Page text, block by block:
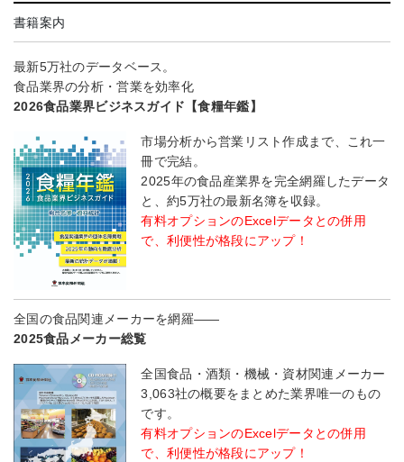
書籍案内
最新5万社のデータベース。
食品業界の分析・営業を効率化
2026食品業界ビジネスガイド【食糧年鑑】
市場分析から営業リスト作成まで、これ一
冊で完結。
2025年の食品産業界を完全網羅したデータ
と、約5万社の最新名簿を収録。
有料オプションのExcelデータとの併用
で、利便性が格段にアップ！
全国の食品関連メーカーを網羅――
2025食品メーカー総覧
全国食品・酒類・機械・資材関連メーカー
3,063社の概要をまとめた業界唯一のもの
です。
有料オプションのExcelデータとの併用
で、利便性が格段にアップ！